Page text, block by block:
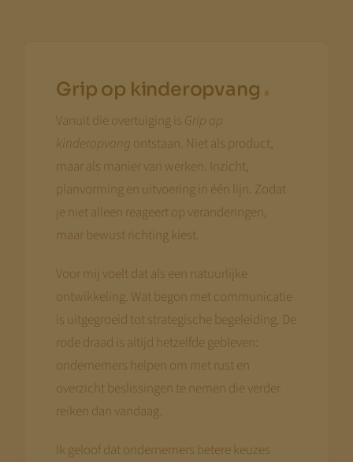
Grip op kinderopvang .
Vanuit die overtuiging is Grip op
kinderopvang ontstaan. Niet als product,
maar als manier van werken. Inzicht,
planvorming en uitvoering in één lijn. Zodat
je niet alleen reageert op veranderingen,
maar bewust richting kiest.
Voor mij voelt dat als een natuurlijke
ontwikkeling. Wat begon met communicatie
is uitgegroeid tot strategische begeleiding. De
rode draad is altijd hetzelfde gebleven:
ondernemers helpen om met rust en
overzicht beslissingen te nemen die verder
reiken dan vandaag.
Ik geloof dat ondernemers betere keuzes